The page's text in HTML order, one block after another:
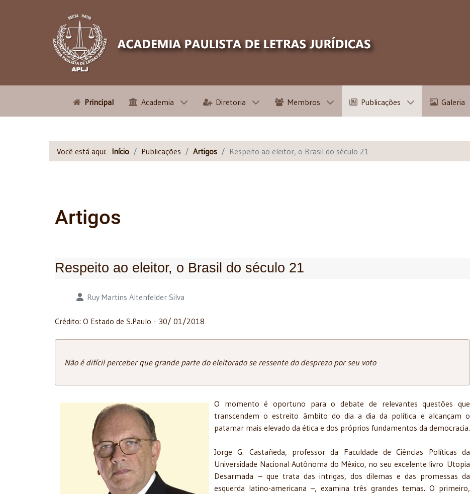
Principal Academia Diretoria Membros Publicações Galeria
Você está aqui: Início Publicações Artigos Respeito ao eleitor, o Brasil do século 21
Artigos
Respeito ao eleitor, o Brasil do século 21
Detalhes Ruy Martins Altenfelder Silva
Crédito: O Estado de S.Paulo - 30/ 01/2018
Não é difícil perceber que grande parte do eleitorado se ressente do desprezo por seu voto
O momento é oportuno para o debate de relevantes questões que
transcendem o estreito âmbito do dia a dia da política e alcançam o
patamar mais elevado da ética e dos próprios fundamentos da democracia.
Jorge G. Castañeda, professor da Faculdade de Ciências Políticas da
Universidade Nacional Autônoma do México, no seu excelente livro Utopia
Desarmada – que trata das intrigas, dos dilemas e das promessas da
esquerda latino-americana –, examina três grandes temas. O primeiro,